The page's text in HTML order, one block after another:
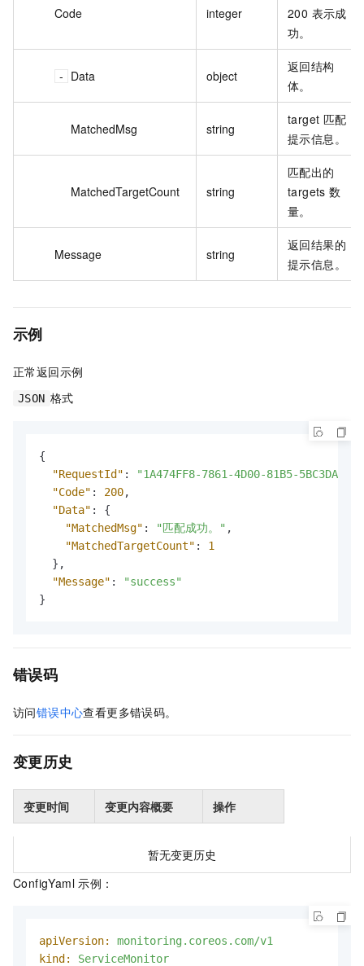
Code integer
200 表示成
功。
Data object
返回结构
体。
MatchedMsg string
target 匹配
提示信息。
MatchedTargetCount string
匹配出的
targets 数
量。
Message string
返回结果的
提示信息。
示例
正常返回示例
JSON 格式
{
"RequestId" :
"1A474FF8-7861-4D00-81B5-
"Code" : 200,
"Data" :
{
"MatchedMsg" : "匹配成功。" ,
"MatchedTargetCount" :
1
} ,
"Message" :
"success"
}
错误码
访问错误中心查看更多错误码。
变更历史
变更时间 变更内容概要 操作
暂无变更历史
ConfigYaml 示例：
apiVersion:
monitoring.coreos.com/v1
kind:
ServiceMonitor